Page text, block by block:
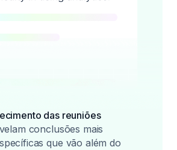
das reuniões
conclusões mais
que vão além do